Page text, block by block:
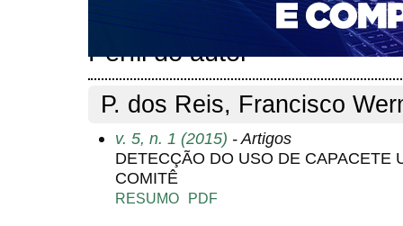
Perfil do autor
P. dos Reis, Francisco
v. 5, n. 1 (2015) - Artigos
DETECÇÃO DO USO DE CAPACETE
COMITÊ
RESUMO PDF